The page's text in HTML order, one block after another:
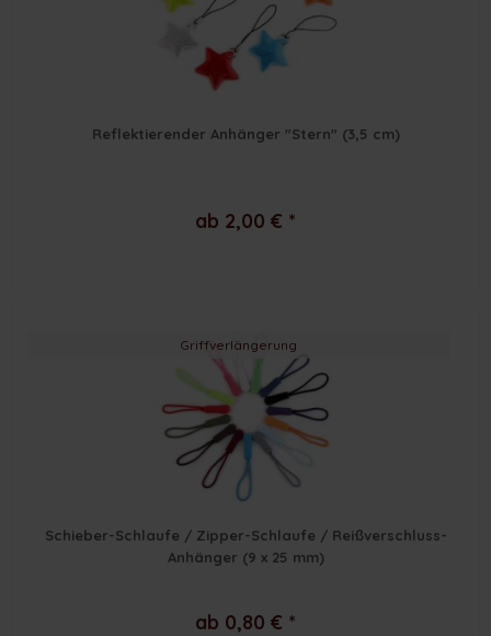
Reflektierender Anhänger "Stern" (3,5 cm)
ab 2,00 € *
Griffverlängerung
Schieber-Schlaufe / Zipper-Schlaufe / Reißverschluss-
Anhänger (9 x 25 mm)
ab 0,80 € *